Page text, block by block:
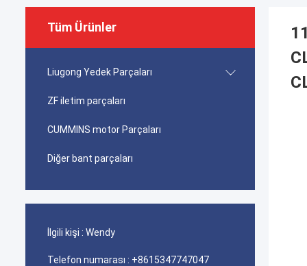
Tüm Ürünler
Liugong Yedek Parçaları
ZF iletim parçaları
CUMMINS motor Parçaları
Diğer bant parçaları
İlgili kişi : Wendy
Telefon numarası : +8615347747047